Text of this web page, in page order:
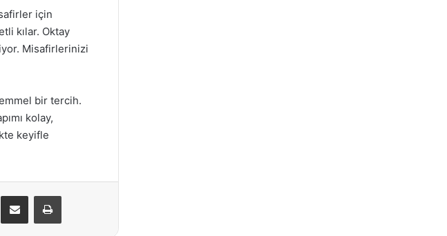
için
kılar. Oktay
Misafirlerinizi
bir tercih.
kolay,
keyifle
E-Posta ile paylaş Yazdır